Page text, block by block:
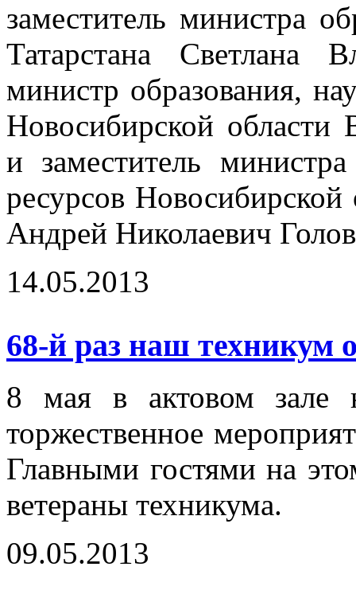
заместитель министра
Татарстана Светлана
министр образования,
Новосибирской области
и заместитель
ресурсов Новосибирской
Андрей Николаевич
14.05.2013
68-й раз наш техникум
8 мая в актовом зале
торжественное
Главными гостями на
ветераны техникума.
09.05.2013